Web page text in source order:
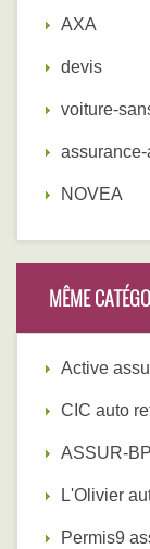
AXA
devis
voiture-
NOVEA
MÊME
Active
CIC auto
ASSUR-
L'Olivier
Permis9